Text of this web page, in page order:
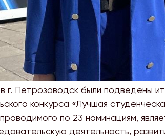
г. Петрозаводск были подведены
конкурса «Лучшая
по 23 номинациям,
деятельность,